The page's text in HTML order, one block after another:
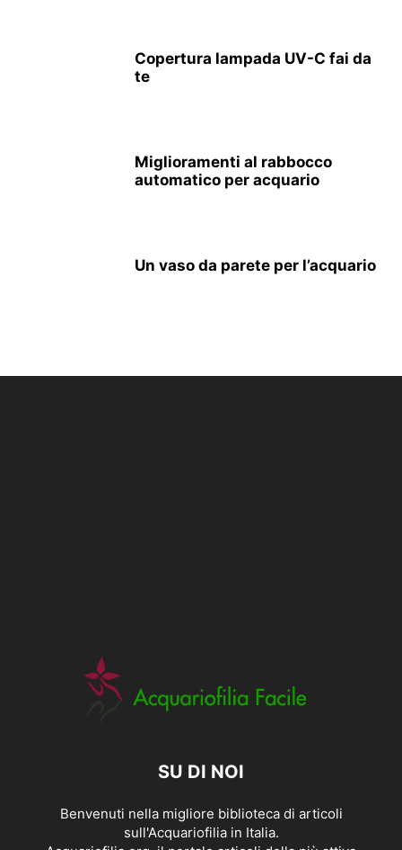
Copertura lampada UV-C fai da
te
Miglioramenti al rabbocco
automatico per acquario
Un vaso da parete per l’acquario
SU DI NOI
Benvenuti nella migliore biblioteca di articoli
sull'Acquariofilia in Italia.